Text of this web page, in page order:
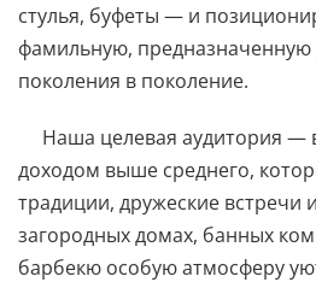
стулья, буфеты — и
фамильную, предназначенную
поколения в поколение.
Наша целевая аудитория —
доходом выше среднего,
традиции, дружеские встречи
загородных домах, банных
барбекю особую атмосферу